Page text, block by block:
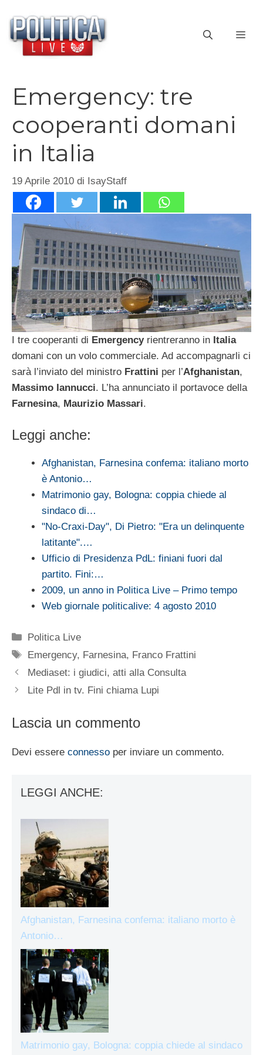
contenuto
Emergency: tre
cooperanti domani
in Italia
19 Aprile 2010 di IsayStaff
I tre cooperanti di Emergencyrientreranno in Italia
domani con un volo commerciale. Ad accompagnarli ci
sarà l’inviato del ministro Frattini per l’Afghanistan,
Massimo Iannucci. L’ha annunciato il portavoce della
Farnesina, Maurizio Massari.
Leggi anche:
Afghanistan, Farnesina confema: italiano morto
è Antonio…
Matrimonio gay, Bologna: coppia chiede al
sindaco di…
"No-Craxi-Day", Di Pietro: "Era un delinquente
latitante".…
Ufficio di Presidenza PdL: finiani fuori dal
partito. Fini:…
2009, un anno in Politica Live – Primo tempo
Web giornale politicalive: 4 agosto 2010
Categorie
Politica Live
Tag
Emergency, Farnesina, Franco Frattini
Mediaset: i giudici, atti alla Consulta
Lite Pdl in tv. Fini chiama Lupi
Lascia un commento
Devi essere connesso per inviare un commento.
LEGGI ANCHE:
Afghanistan, Farnesina confema: italiano morto è
Antonio…
Matrimonio gay, Bologna: coppia chiede al sindaco